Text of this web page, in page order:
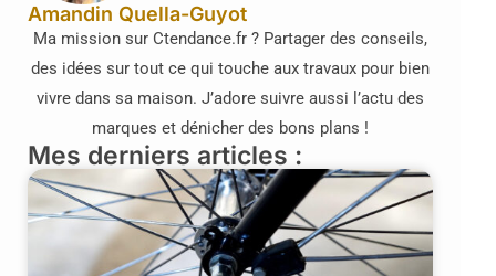
Amandin Quella-Guyot
Ma mission sur Ctendance.fr ? Partager des conseils,
des idées sur tout ce qui touche aux travaux pour bien
vivre dans sa maison. J’adore suivre aussi l’actu des
marques et dénicher des bons plans !
Mes derniers articles :